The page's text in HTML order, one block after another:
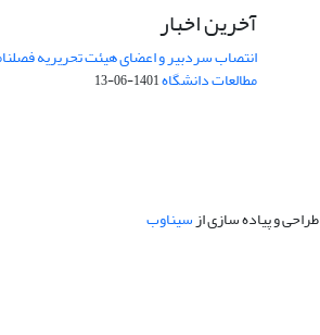
آخرین اخبار
انتصاب سردبیر و اعضای هیئت تحریریه
مطالعات دانشگاه1401-06-13
طراحی و پیاده سازی ازسیناوب